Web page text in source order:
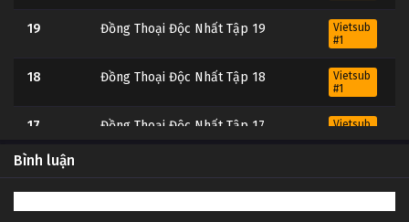
19 Đồng Thoại Độc Nhất Tập 19
Vietsub
#1
18 Đồng Thoại Độc Nhất Tập 18
Vietsub
#1
17 Đồng Thoại Độc Nhất Tập 17
Vietsub
16 Đồng Thoại Độc Nhất Tập 16
Bình luận